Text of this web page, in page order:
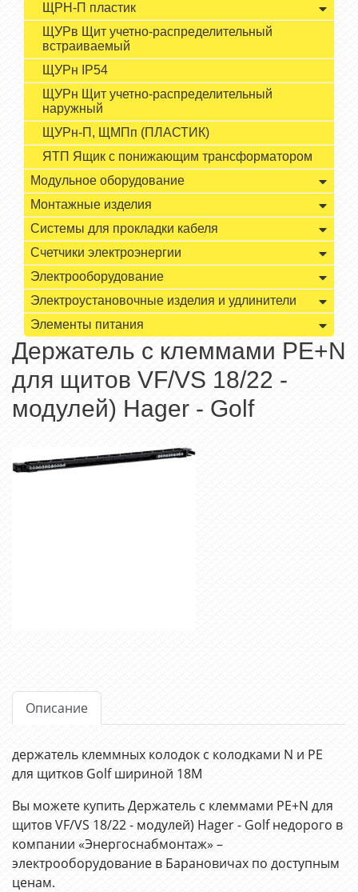
ЩРН-П пластик
ЩУРв Щит учетно-распределительный
встраиваемый
ЩУРн IP54
ЩУРн Щит учетно-распределительный
наружный
ЩУРн-П, ЩМПп (ПЛАСТИК)
ЯТП Ящик с понижающим трансформатором
Модульное оборудование
Монтажные изделия
Системы для прокладки кабеля
Счетчики электроэнергии
Электрооборудование
Электроустановочные изделия и удлинители
Элементы питания
Держатель с клеммами PE+N
для щитов VF/VS 18/22 -
модулей) Hager - Golf
Описание
держатель клеммных колодок с колодками N и PE
для щитков Golf шириной 18М
Вы можете купить Держатель с клеммами PE+N для
щитов VF/VS 18/22 - модулей) Hager - Golf недорого в
компании «Энергоснабмонтаж» –
электрооборудование в Барановичах по доступным
ценам.